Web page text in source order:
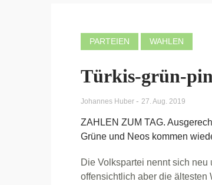
PARTEIEN WAHLEN
Türkis-grün-
Johannes Huber - 27. Aug. 2019
ZAHLEN ZUM TAG.
Grüne und Neos kommen
Die Volkspartei nennt sich
offensichtlich aber die ältesten